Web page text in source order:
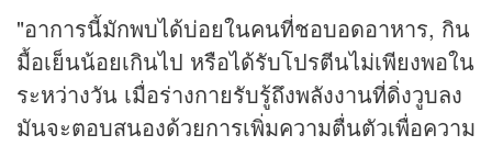
"อาการนี้มักพบได้บ่อยในคนที่ชอบอดอาหาร, กิน
มื้อเย็นน้อยเกินไป หรือได้รับโปรตีนไม่เพียงพอใน
ระหว่างวัน เมื่อร่างกายรับรู้ถึงพลังงานที่ดิ่งวูบลง
มันจะตอบสนองด้วยการเพิ่มความตื่นตัวเพื่อความ